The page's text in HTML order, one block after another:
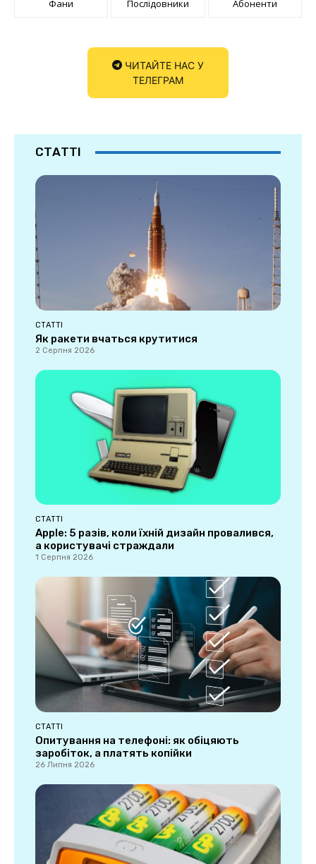
Фани Послідовники Абоненти
ЧИТАЙТЕ НАС У
ТЕЛЕГРАМ
СТАТТІ
СТАТТІ
Як ракети вчаться крутитися
2 Серпня 2026
СТАТТІ
Apple: 5 разів, коли їхній дизайн провалився,
а користувачі страждали
1 Серпня 2026
СТАТТІ
Опитування на телефоні: як обіцяють
заробіток, а платять копійки
26 Липня 2026